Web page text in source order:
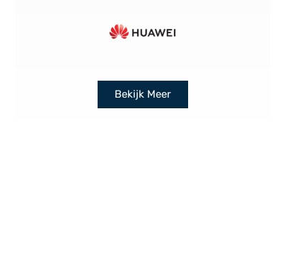
Bekijk Meer